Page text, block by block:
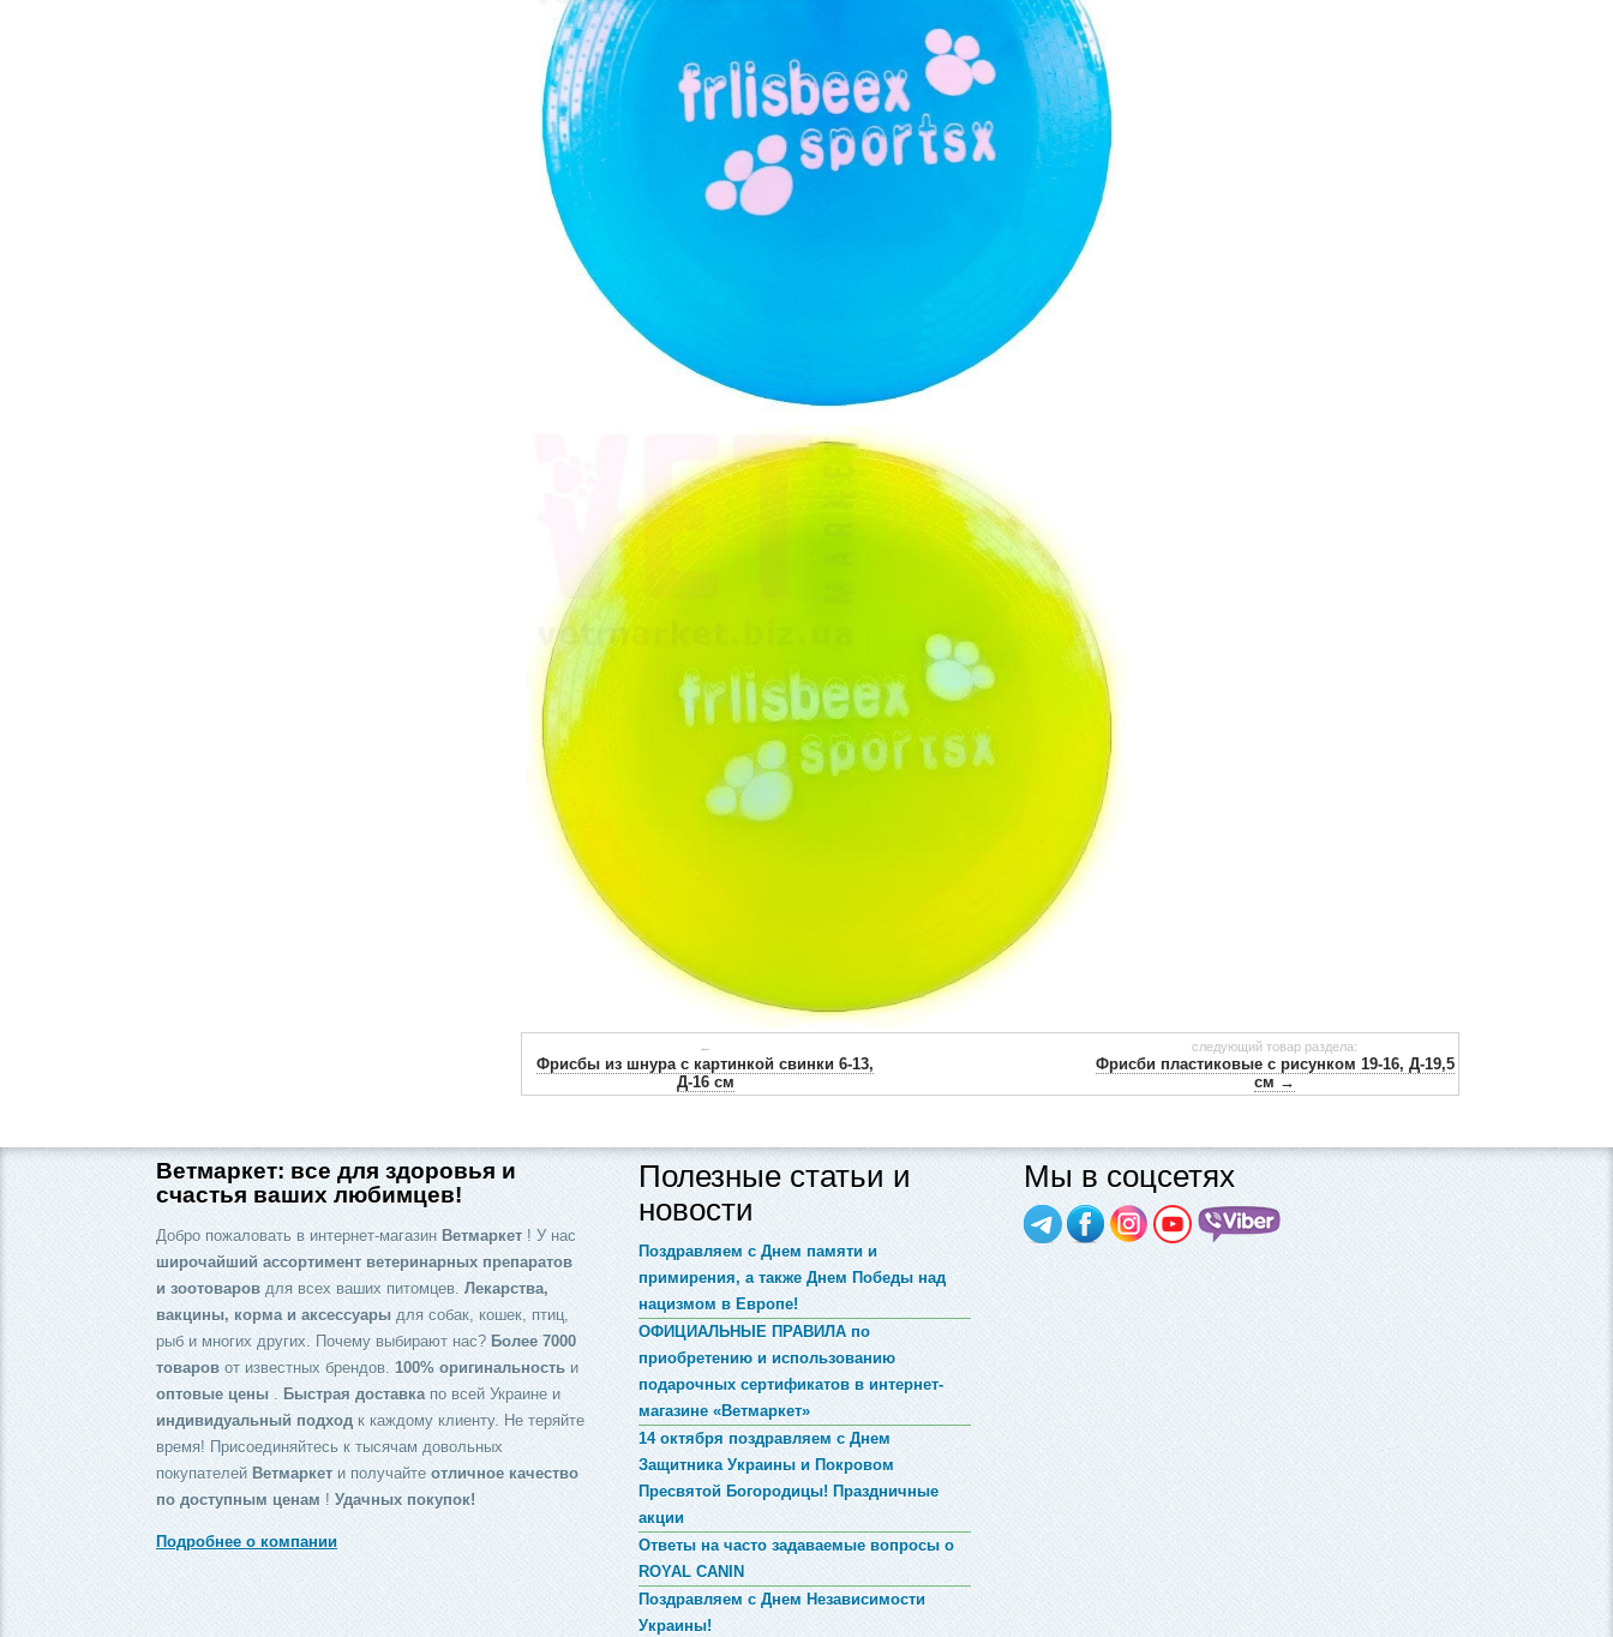
←
Фрисбы из шнура с картинкой свинки 6-13,
Д-16 см
следующий товар раздела:
Фрисби пластиковые с рисунком 19-16, Д-19,5
см →
Ветмаркет: все для здоровья и
счастья ваших любимцев!
Добро пожаловать в интернет-магазин Ветмаркет ! У нас
широчайший ассортимент ветеринарных препаратов
и зоотоваров для всех ваших питомцев. Лекарства,
вакцины, корма и аксессуары для собак, кошек, птиц,
рыб и многих других. Почему выбирают нас? Более 7000
товаров от известных брендов. 100% оригинальность и
оптовые цены
Быстрая доставка по всей Украине и
индивидуальный подход к каждому клиенту. Не теряйте
время! Присоединяйтесь к тысячам довольных
покупателей Ветмаркет и получайте отличное качество
по доступным ценам ! Удачных покупок!
Подробнее о компании
Полезные статьи и
новости
Поздравляем с Днем памяти и
примирения, а также Днем Победы над
нацизмом в Европе!
ОФИЦИАЛЬНЫЕ ПРАВИЛА по
приобретению и использованию
подарочных сертификатов в интернет-
магазине «Ветмаркет»
14 октября поздравляем с Днем
Защитника Украины и Покровом
Пресвятой Богородицы! Праздничные
акции
Ответы на часто задаваемые вопросы о
ROYAL CANIN
Поздравляем с Днем Независимости
Украины!
Мы в соцсетях